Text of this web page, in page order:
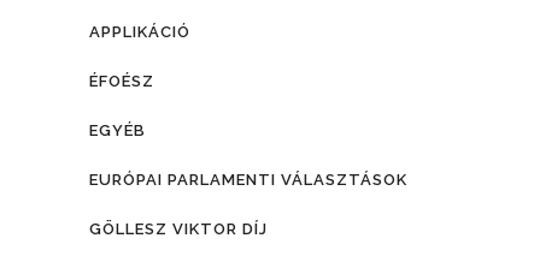
APPLIKÁCIÓ
ÉFOÉSZ
EGYÉB
EURÓPAI PARLAMENTI VÁLASZTÁSOK
GÖLLESZ VIKTOR DÍJ